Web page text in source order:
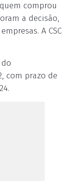
comprou
a decisão,
A CSC
com prazo de